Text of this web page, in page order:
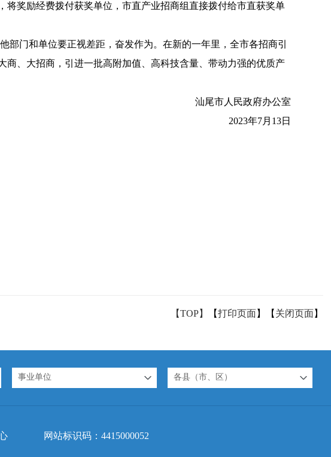
奖励经费拨付获奖单位，市直产业招商组直接拨付给市直获奖单
门和单位要正视差距，奋发作为。在新的一年里，全市各招商引
、大招商，引进一批高附加值、高科技含量、带动力强的优质产
汕尾市人民政府办公室
2023年7月13日
【TOP】 【打印页面】【 关闭页面】
事业单位 各县（市、区）
网站标识码：4415000052